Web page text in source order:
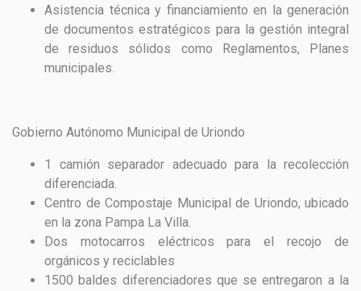
Asistencia técnica y financiamiento en la generación
de documentos estratégicos para la gestión integral
de residuos sólidos como Reglamentos, Planes
municipales.
Gobierno Autónomo Municipal de Uriondo
1 camión separador adecuado para la recolección
diferenciada.
Centro de Compostaje Municipal de Uriondo, ubicado
en la zona Pampa La Villa.
Dos motocarros eléctricos para el recojo de
orgánicos y reciclables
1500 baldes diferenciadores que se entregaron a la